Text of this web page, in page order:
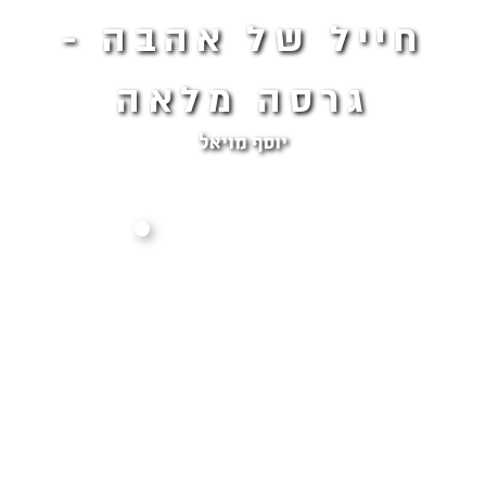
חייל של אהבה -
גרסה מלאה
יוסף מויאל